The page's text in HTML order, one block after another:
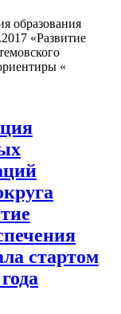
образования
«Развитие
«
стартом